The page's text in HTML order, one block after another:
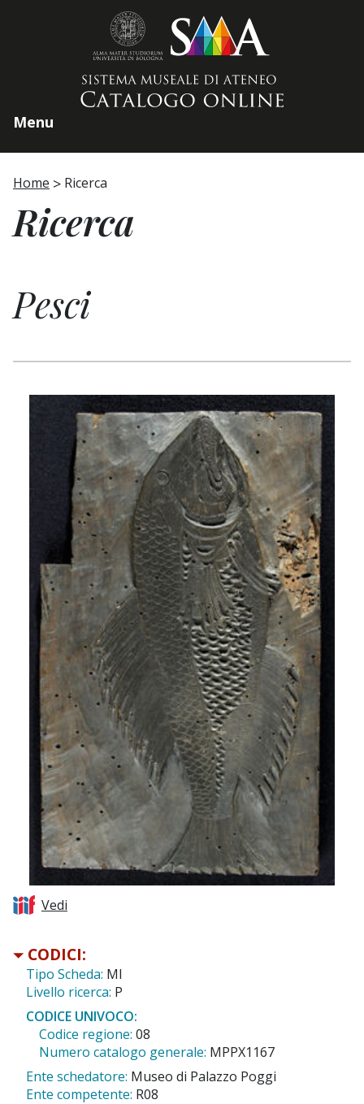
Menu
Home Ricerca
Ricerca
Pesci
Vedi
CODICI:
Tipo Scheda: MI
Livello ricerca: P
CODICE UNIVOCO:
Codice regione: 08
Numero catalogo generale: MPPX1167
Ente schedatore: Museo di Palazzo Poggi
Ente competente: R08